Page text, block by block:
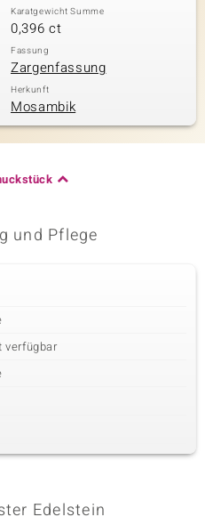
Karatgewicht Summe
0,396 ct
Fassung
Zargenfassung
Herkunft
Mosambik
und Pflege
verfügbar
Edelstein